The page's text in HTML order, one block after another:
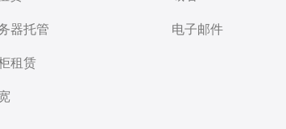
器托管
租赁
电子邮件